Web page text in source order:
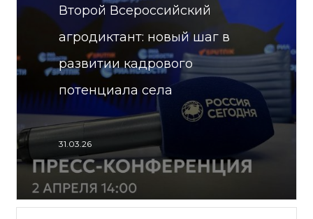
Второй Всероссийский
агродиктант: новый шаг в
развитии кадрового
потенциала села
31.03.26